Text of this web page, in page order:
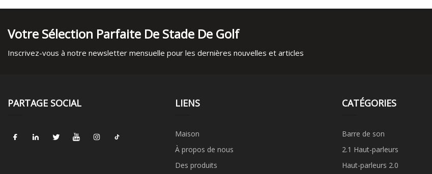
Votre Sélection Parfaite De Stade De Golf
Inscrivez-vous à notre newsletter mensuelle pour les dernières nouvelles et articles
PARTAGE SOCIAL LIENS
Maison
À propos de nous
Des produits
CATÉGORIES
Barre de son
2.1 Haut-parleurs
Haut-parleurs 2.0